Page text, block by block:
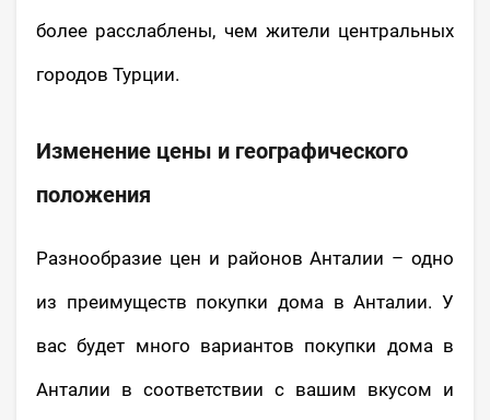
более расслаблены, чем жители центральных
городов Турции.
Изменение цены и географического
положения
Разнообразие цен и районов Анталии – одно
из преимуществ покупки дома в Анталии. У
вас будет много вариантов покупки дома в
Анталии в соответствии с вашим вкусом и